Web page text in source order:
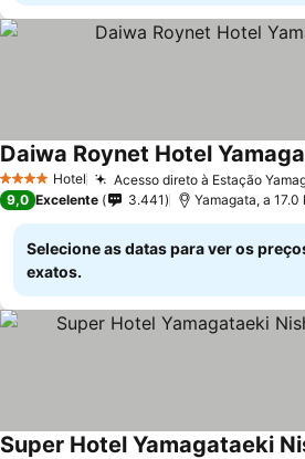
4 EstrelasHotel Acesso direto à Estação
Daiwa Roynet Hotel
9,0 Excelente 3.441 Yamagata, a 17.0
Selecione as datas para ver os
exatos.